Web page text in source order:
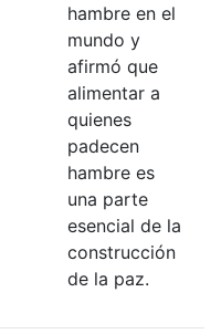
hambre en el
mundo y
afirmó que
alimentar a
quienes
padecen
hambre es
una parte
esencial de la
construcción
de la paz.